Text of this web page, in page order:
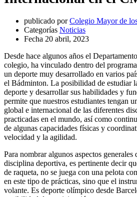
publicado por Colegio Mayor de
Categorías Noticias
Fecha 20 abril, 2023
Desde hace algunos años el
colegio, ha vinculado dentro del
un deporte muy desarrollado en varios
el Bádminton. La posibilidad de estudiar
deporte y desarrollar sus habilidades y
permite que nuestros estudiantes tengan
global e internacional de las diferentes
practicadas en el mundo, así como
de algunas capacidades físicas y
velocidad y la agilidad.
Para nombrar algunos aspectos generales
disciplina deportiva, es pertinente decir
de raqueta, no se juega con una pelota
en este tipo de prácticas, sino que el
volante. Es deporte olímpico desde